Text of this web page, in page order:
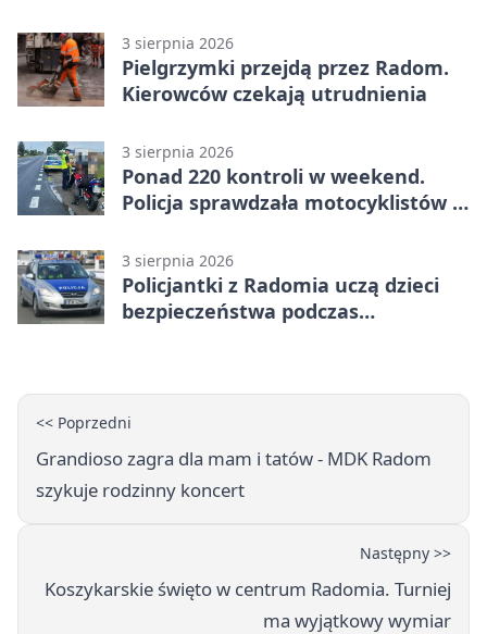
3 sierpnia 2026
Pielgrzymki przejdą przez Radom.
Kierowców czekają utrudnienia
3 sierpnia 2026
Ponad 220 kontroli w weekend.
Policja sprawdzała motocyklistów w
3 sierpnia 2026
Policjantki z Radomia uczą dzieci
bezpieczeństwa podczas
<< Poprzedni
Grandioso zagra dla mam i tatów - MDK Radom
szykuje rodzinny koncert
Następny >>
Koszykarskie święto w centrum Radomia. Turniej
ma wyjątkowy wymiar